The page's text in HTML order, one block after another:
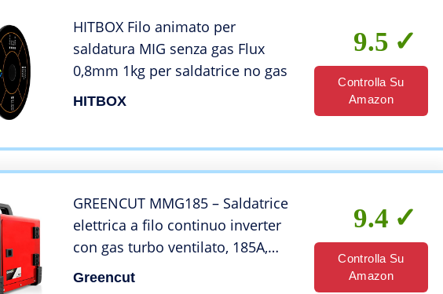
HITBOX Filo animato per
saldatura MIG senza gas Flux
0,8mm 1kg per saldatrice no gas
HITBOX
9.5
Controlla Su
Amazon
GREENCUT MMG185 – Saldatrice
elettrica a filo continuo inverter
con gas turbo ventilato, 185A,
potenza regolabile, con
Greencut
9.4
Controlla Su
Amazon